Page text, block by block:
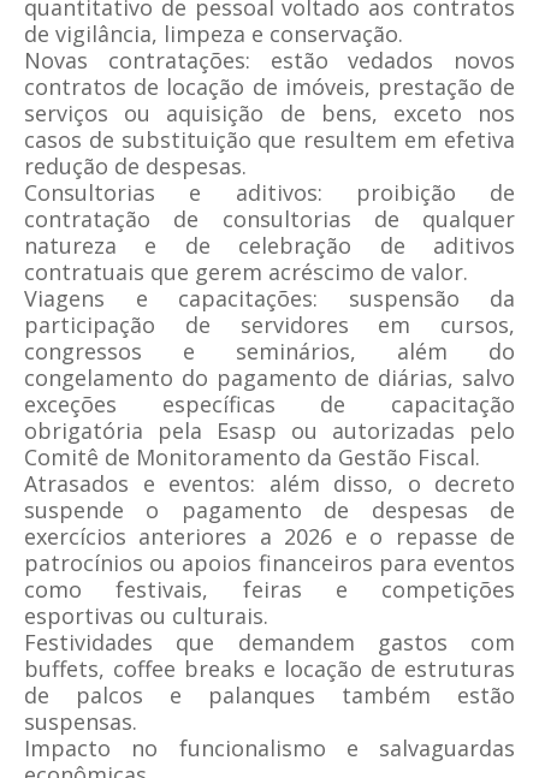
quantitativo de pessoal voltado aos contratos
de vigilância, limpeza e conservação.
Novas contratações: estão vedados novos
contratos de locação de imóveis, prestação de
serviços ou aquisição de bens, exceto nos
casos de substituição que resultem em efetiva
redução de despesas.
Consultorias e aditivos: proibição de
contratação de consultorias de qualquer
natureza e de celebração de aditivos
contratuais que gerem acréscimo de valor.
Viagens e capacitações: suspensão da
participação de servidores em cursos,
congressos e seminários, além do
congelamento do pagamento de diárias, salvo
exceções específicas de capacitação
obrigatória pela Esasp ou autorizadas pelo
Comitê de Monitoramento da Gestão Fiscal.
Atrasados e eventos: além disso, o decreto
suspende o pagamento de despesas de
exercícios anteriores a 2026 e o repasse de
patrocínios ou apoios financeiros para eventos
como festivais, feiras e competições
esportivas ou culturais.
Festividades que demandem gastos com
buffets, coffee breaks e locação de estruturas
de palcos e palanques também estão
suspensas.
Impacto no funcionalismo e salvaguardas